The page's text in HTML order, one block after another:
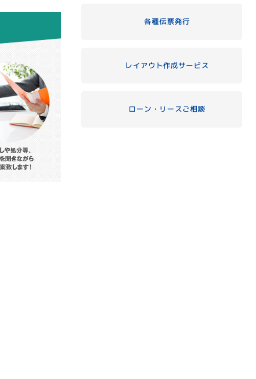
各種伝票発行
レイアウト作成サービス
ローン・リースご相談